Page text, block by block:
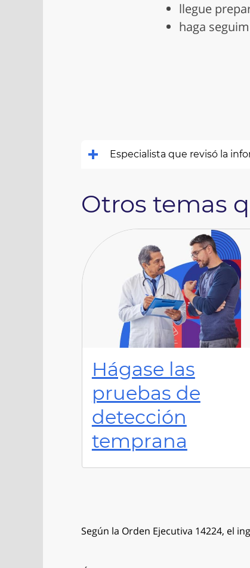
llegue
haga
Especialista que revisó la
Otros temas
Hágase las
pruebas de
detección
temprana
Según la Orden Ejecutiva 14224, el